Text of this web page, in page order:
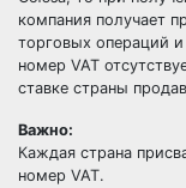
компания получает
торговых операций
номер VAT
ставке страны
Важно:
Каждая страна
номер VAT.